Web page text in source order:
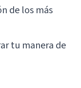
de los más
tu manera de